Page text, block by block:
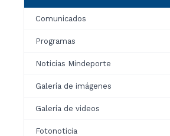
Comunicados
Programas
Noticias Mindeporte
Galería de imágenes
Galería de videos
Fotonoticia